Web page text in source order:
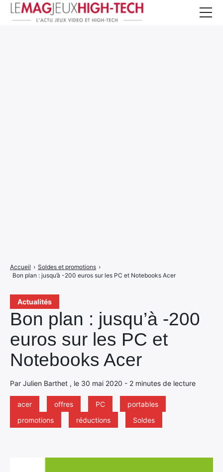
Actualités
Bon plan : jusqu’à -200
euros sur les PC et
Notebooks Acer
Par Julien Barthet , le 30 mai 2020 - 2 minutes de lecture
acer offres PC
portables
promotions
réductions Soldes
Accueil › Soldes et promotions ›
Bon plan : jusqu’à -200 euros sur les PC et Notebooks Acer